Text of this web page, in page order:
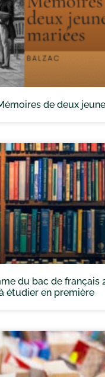
de deux
du bac de français
étudier en première